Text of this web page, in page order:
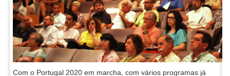
Com o Portugal 2020 em marcha, com vários programas já